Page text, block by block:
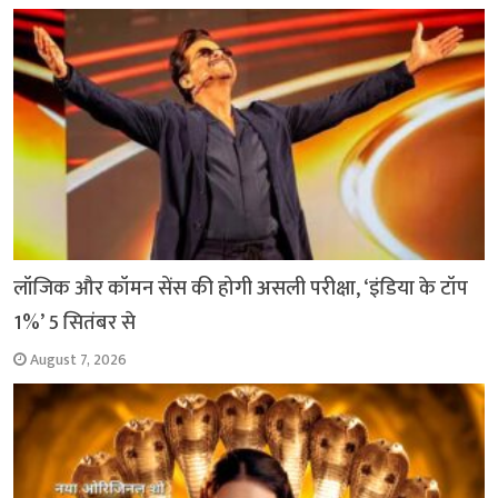
लॉजिक और कॉमन सेंस की होगी असली परीक्षा, ‘इंडिया के टॉप
1%’ 5 सितंबर से
August 7, 2026